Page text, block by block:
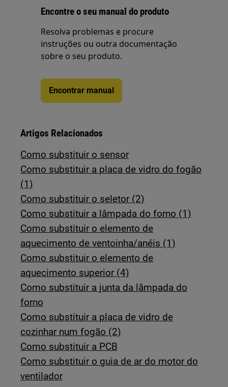
Encontre o seu manual do produto
Resolva problemas e procure
instruções ou outra documentação
sobre o seu produto.
Encontrar manual
Artigos Relacionados
Como substituir o sensor
Como substituir a placa de vidro do fogão
(1)
Como substituir o seletor (2)
Como substituir a lâmpada do forno (1)
Como substituir o elemento de
aquecimento de ventoinha/anéis (1)
Como substituir o elemento de
aquecimento superior (4)
Como substituir a junta da lâmpada do
forno
Como substituir a placa de vidro de
cozinhar num fogão (2)
Como substituir a PCB
Como substituir o guia de ar do motor do
ventilador